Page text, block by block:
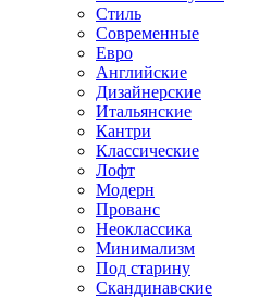
Стиль
Современные
Евро
Английские
Дизайнерские
Итальянские
Кантри
Классические
Лофт
Модерн
Прованс
Неоклассика
Минимализм
Под старину
Скандинавские